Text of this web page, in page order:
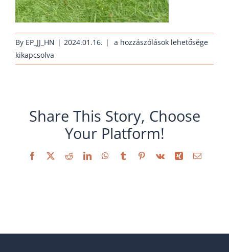
By EP_JJ_HN | 2024.01.16. |
huehnernest-
sandschak-
a hozzászólások lehetősége
kikapcsolva
Share This Story, Choose
Your Platform!
Facebook
X RedditLinkedInWhatsApp
TumblrPinterest
Vk Xing Email